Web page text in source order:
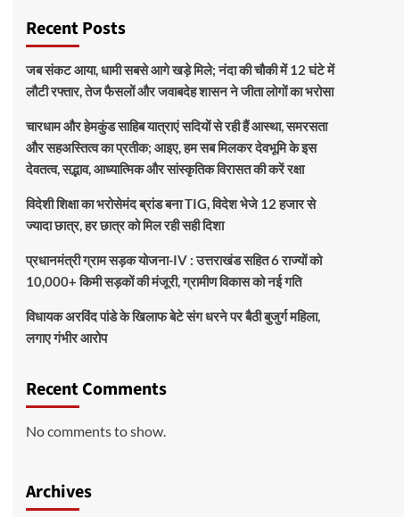
Recent Posts
जब संकट आया, धामी सबसे आगे खड़े मिले; नंदा की चौकी में 12 घंटे में
लौटी रफ्तार, तेज फैसलों और जवाबदेह शासन ने जीता लोगों का भरोसा
चारधाम और हेमकुंड साहिब यात्राएं सदियों से रही हैं आस्था, समरसता
और सहअस्तित्व का प्रतीक; आइए, हम सब मिलकर देवभूमि के इस
देवतत्व, सद्भाव, आध्यात्मिक और सांस्कृतिक विरासत की करें रक्षा
विदेशी शिक्षा का भरोसेमंद ब्रांड बना TIG, विदेश भेजे 12 हजार से
ज्यादा छात्र, हर छात्र को मिल रही सही दिशा
प्रधानमंत्री ग्राम सड़क योजना-IV : उत्तराखंड सहित 6 राज्यों को
10,000+ किमी सड़कों की मंजूरी, ग्रामीण विकास को नई गति
विधायक अरविंद पांडे के खिलाफ बेटे संग धरने पर बैठी बुजुर्ग महिला,
लगाए गंभीर आरोप
Recent Comments
No comments to show.
Archives